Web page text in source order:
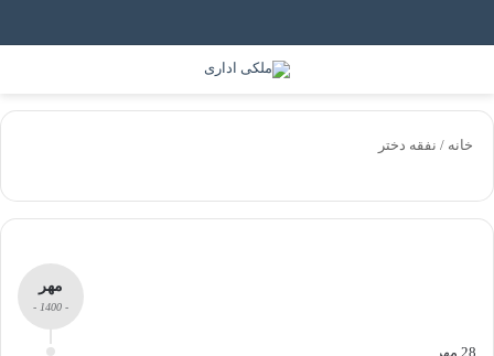
خانه / نفقه دختر
مهر
- 1400 -
28 مهر